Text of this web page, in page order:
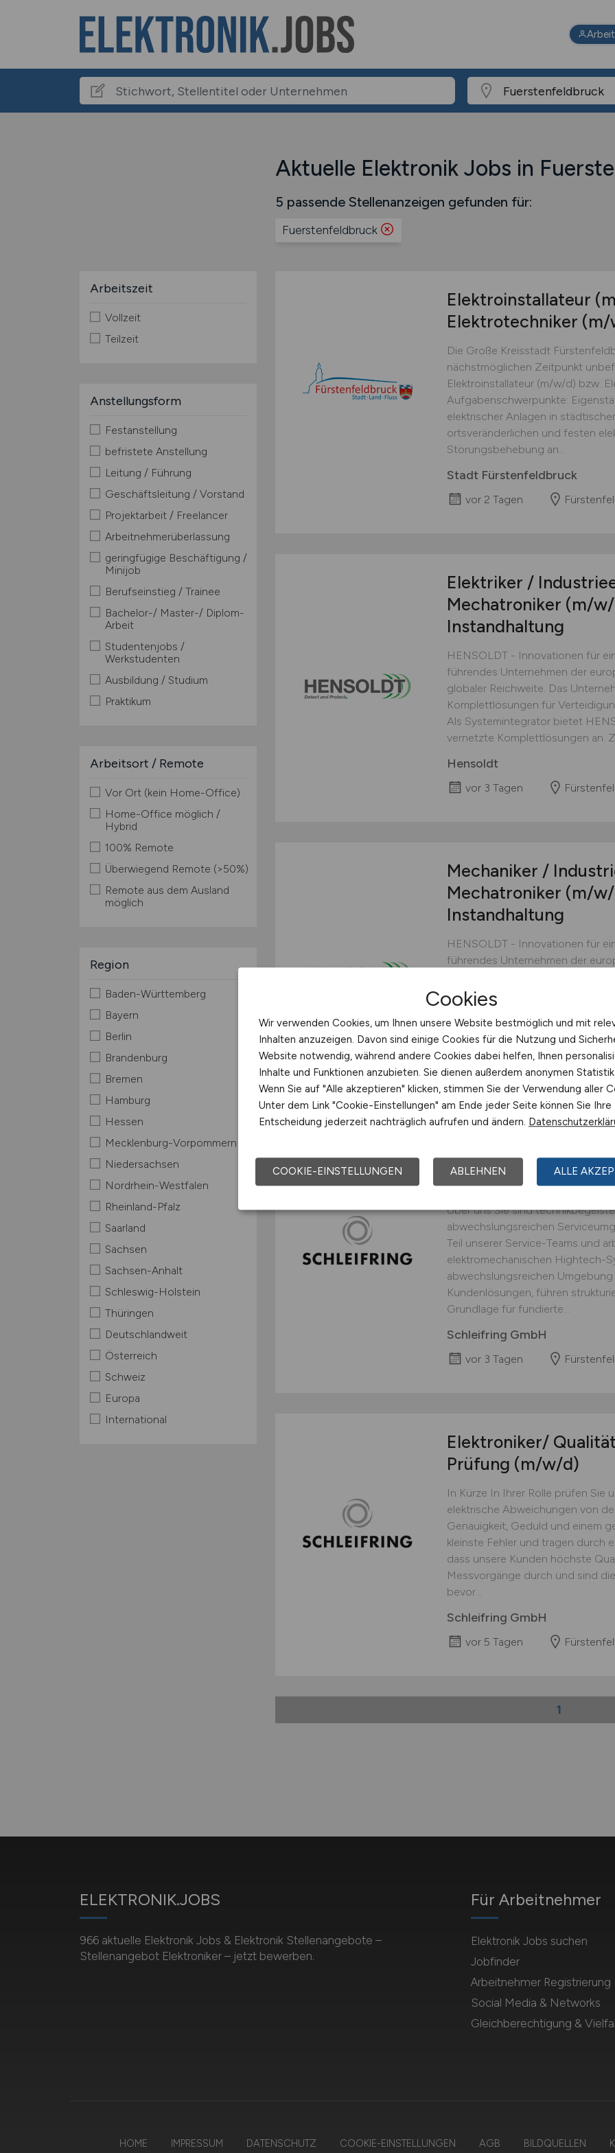
Aktuelle Elektronik Jobs in
5 passende Stellenanzeigen gefunden für:
Fuerstenfeldbruck
Arbeitszeit
Vollzeit
Teilzeit
Anstellungsform
Festanstellung
befristete Anstellung
Leitung / Führung
Geschäftsleitung / Vorstand
Projektarbeit / Freelancer
Arbeitnehmerüberlassung
geringfügige Beschäftigung /
Minijob
Berufseinstieg / Trainee
Bachelor-/ Master-/ Diplom-
Arbeit
Studentenjobs /
Werkstudenten
Ausbildung / Studium
Praktikum
Arbeitsort / Remote
Vor Ort (kein Home-Office)
Home-Office möglich /
Hybrid
100% Remote
Überwiegend Remote (>50%)
Remote aus dem Ausland
möglich
Region
Baden-Württemberg
Bayern
Berlin
Brandenburg
Bremen
Hamburg
Hessen
Mecklenburg-Vorpommern
Niedersachsen
Nordrhein-Westfalen
Rheinland-Pfalz
Saarland
Sachsen
Sachsen-Anhalt
Schleswig-Holstein
Thüringen
Deutschlandweit
Österreich
Schweiz
Europa
International
Elektroinstallateur
Elektrotechniker (m/
Die Große Kreisstadt
nächstmöglichen Zeitpunkt
Elektroinstallateur (m/w/d) bzw.
Aufgabenschwerpunkte:
elektrischer Anlagen in
ortsveränderlichen und festen
Störungsbehebung an...
Stadt Fürstenfeldbruck
vor 2 Tagen
Elektriker /
Mechatroniker (m/
Instandhaltung
HENSOLDT - Innovationen für
führendes Unternehmen der
globaler Reichweite. Das
Komplettlösungen für
Als Systemintegrator bietet
vernetzte Komplettlösungen an.
Hensoldt
vor 3 Tagen
Mechaniker /
Mechatroniker (m/
Instandhaltung
HENSOLDT - Innovationen für
führendes Unternehmen der
globaler Reichweite. Das
Komplettlösungen für
Als Systemintegrator bietet
vernetzte Komplettlösungen an.
Hensoldt
vor 3 Tagen
Elektroniker /
Geräteprüfung &
Über uns Sie sind
abwechslungsreichen
Teil unserer Service-Teams und
elektromechanischen Hightech-
abwechslungsreichen Umgebung
Kundenlösungen, führen
Grundlage für fundierte...
Schleifring GmbH
vor 3 Tagen
Elektroniker/
Prüfung (m/w/d)
In Kürze In Ihrer Rolle prüfen Sie
elektrische Abweichungen von
Genauigkeit, Geduld und einem
kleinste Fehler und tragen durch
dass unsere Kunden höchste
Messvorgänge durch und sind
bevor...
Schleifring GmbH
vor 5 Tagen
1
ELEKTRONIK.JOBS
966 aktuelle Elektronik Jobs & Elektronik Stellenangebote –
Stellenangebot Elektroniker – jetzt bewerben.
Für Arbeitnehmer
Elektronik Jobs suchen
Jobfinder
Arbeitnehmer Registrierung
Social Media & Networks
Gleichberechtigung &
HOME IMPRESSUM DATENSCHUTZ COOKIE-EINSTELLUNGEN AGB BILDQUELLEN
Cookies
Wir verwenden Cookies, um Ihnen unsere Website bestmöglich und mit
Inhalten anzuzeigen. Davon sind einige Cookies für die Nutzung und
Website notwendig, während andere Cookies dabei helfen, Ihnen
Inhalte und Funktionen anzubieten. Sie dienen außerdem anonymen
Wenn Sie auf "Alle akzeptieren" klicken, stimmen Sie der Verwendung aller
Unter dem Link "Cookie-Einstellungen" am Ende jeder Seite können Sie Ihre
Entscheidung jederzeit nachträglich aufrufen und ändern.
COOKIE-EINSTELLUNGEN ABLEHNEN ALLE